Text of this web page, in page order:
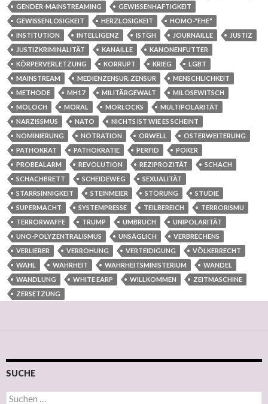
GENDER-MAINSTREAMING
GEWISSENHAFTIGKEIT
GEWISSENLOSIGKEIT
HERZLOSIGKEIT
HOMO-"EHE"
INSTITUTION
INTELLIGENZ ISTGH JOURNAILLE
JUSTIZ
JUSTIZKRIMINALITÄT
KANAILLE
KANONENFUTTER
KÖRPERVERLETZUNG
KORRUPT KRIEG
LGBT
MAINSTREAM
MEDIENZENSUR. ZENSUR
MENSCHLICHKEIT
METHODE
MH17 MILITÄRGEWALT
MILOSEWITSCH
MOLOCH
MORAL MORLOCKS
MULTIPOLARITÄT
NARZISSMUS
NATO
NICHTS IST WIE ES SCHEINT
NOMINIERUNG
NOTRATION ORWELL
OSTERWEITERUNG
PATHOKRAT
PATHOKRATIE PERFID
POKER
PROBEALARM
REVOLUTION REZIPROZITÄT
SCHACH
SCHACHBRETT
SCHEIDEWEG
SEXUALITÄT
STARRSINNIGKEIT
STEINMEIER STÖRUNG
STUDIE
SUPERMACHT
SYSTEMPRESSE TEILBEREICH
TERRORISMU
TERRORWAFFE
TRUMP UMBRUCH
UNIPOLARITÄT
UNO-POLYZENTRALISMUS
UNSÄGLICH
VERBRECHENS
VERLIERER
VERROHUNG VERTEIDIGUNG
VÖLKERRECHT
WAHL
WAHRHEIT WAHRHEITSMINISTERIUM
WANDEL
WANDLUNG
WHITE EARP WILLKOMMEN
ZEITMASCHINE
ZERSETZUNG
SUCHE
Suchen nach: